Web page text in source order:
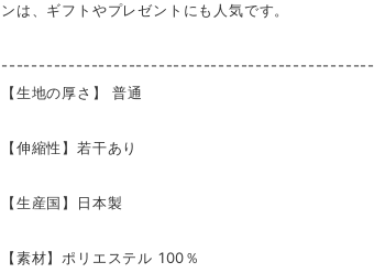
ンは、ギフトやプレゼントにも人気です。
--------------------------------------------------
【生地の厚さ】 ​普通
【伸縮性】若干あり
【生産国】日本製
【素材】ポリエステル 100％